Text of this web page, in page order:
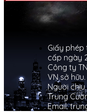
Giấy phép
cấp ngày
Công ty
VN sở hữu.
Người
Trung
Email: